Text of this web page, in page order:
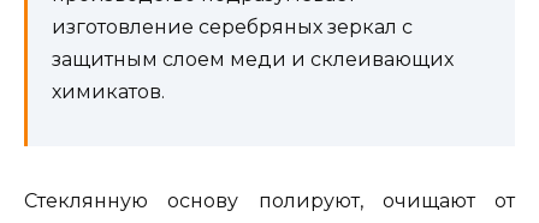
изготовление серебряных зеркал с
защитным слоем меди и склеивающих
химикатов.
Стеклянную основу полируют, очищают от